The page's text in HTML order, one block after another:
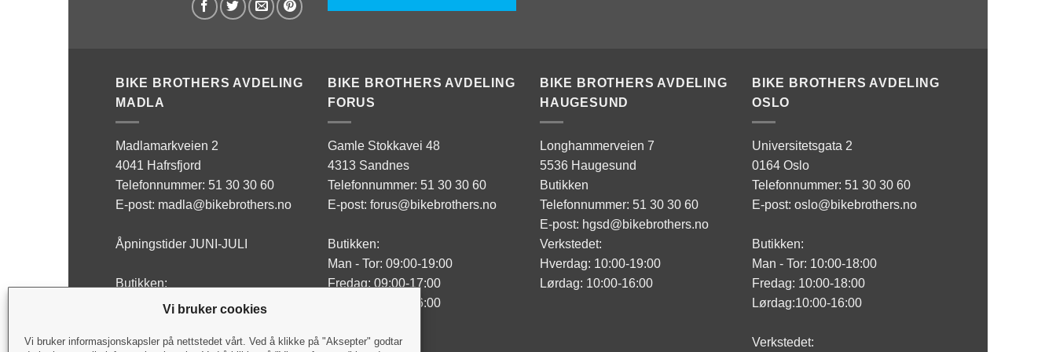
Vi bruker cookies
Vi bruker informasjonskapsler på nettstedet vårt. Ved å klikke på "Aksepter" godtar
BIKE BROTHERS AVDELING
MADLA
Madlamarkveien 2
4041 Hafrsfjord
Telefonnummer: 51 30 30 60
E-post: madla@bikebrothers.no
Åpningstider JUNI-JULI
Butikken:
Man - Fre: 10:00-17:00
BIKE BROTHERS AVDELING
FORUS
Gamle Stokkavei 48
4313 Sandnes
Telefonnummer: 51 30 30 60
E-post: forus@bikebrothers.no
Butikken:
Man - Tor: 09:00-19:00
Fredag: 09:00-17:00
Lørdag: 10:00-16:00
Verksted:
BIKE BROTHERS AVDELING
HAUGESUND
Longhammerveien 7
5536 Haugesund
Butikken
Telefonnummer: 51 30 30 60
E-post: hgsd@bikebrothers.no
Verkstedet:
Hverdag: 10:00-19:00
Lørdag: 10:00-16:00
BIKE BROTHERS AVDELING
OSLO
Universitetsgata 2
0164 Oslo
Telefonnummer: 51 30 30 60
E-post: oslo@bikebrothers.no
Butikken:
Man - Tor: 10:00-18:00
Fredag: 10:00-18:00
Lørdag:10:00-16:00
Verkstedet: